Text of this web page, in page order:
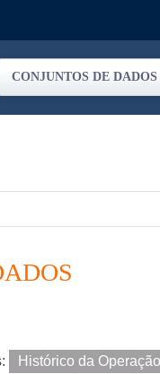
CONJUNTOS DE DADOS
Histórico da Operação